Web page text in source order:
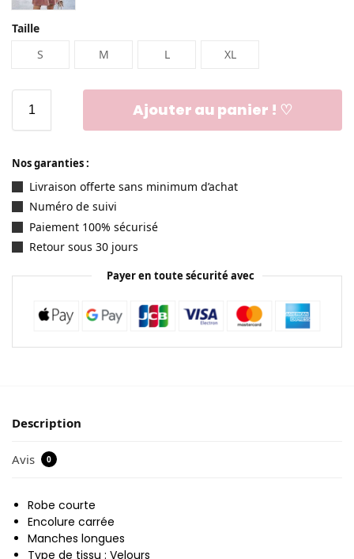
Taille
S
M L XL
Ajouter au panier ! ♡
Nos garanties :
Livraison offerte sans minimum d’achat
Numéro de suivi
Paiement 100% sécurisé
Retour sous 30 jours
Payer en toute sécurité avec
Description
Avis 0
Robe courte
Encolure carrée
Manches longues
Type de tissu : Velours